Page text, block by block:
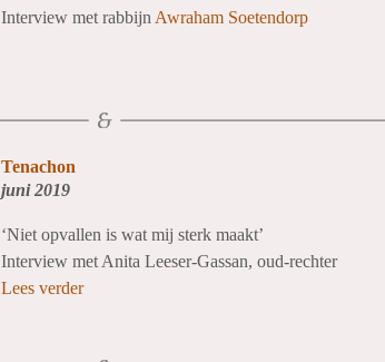
Interview met rabbijn Awraham Soetendorp
Tenachon
juni 2019
‘Niet opvallen is wat mij sterk maakt’
Interview met Anita Leeser-Gassan, oud-rechter
Lees verder